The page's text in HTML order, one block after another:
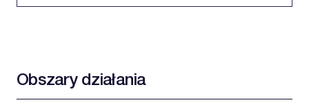
Obszary działania